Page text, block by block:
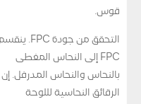
قوس.
التحقق من جودة FPC. ينقسم
FPC إلى النحاس المغطى
بالنحاس والنحاس المدرفل. إن
الرقائق النحاسية لللوحة